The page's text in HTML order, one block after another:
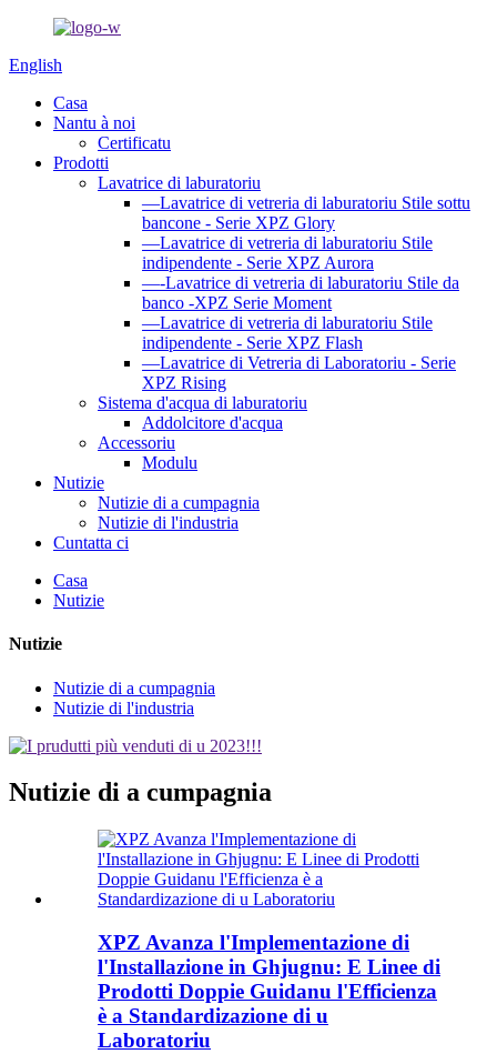
English
Casa
Nantu à noi
Certificatu
Prodotti
Lavatrice di laburatoriu
—Lavatrice di vetreria di laburatoriu Stile sottu
bancone - Serie XPZ Glory
—Lavatrice di vetreria di laburatoriu Stile
indipendente - Serie XPZ Aurora
—-Lavatrice di vetreria di laburatoriu Stile da
banco -XPZ Serie Moment
—Lavatrice di vetreria di laburatoriu Stile
indipendente - Serie XPZ Flash
—Lavatrice di Vetreria di Laboratoriu - Serie
XPZ Rising
Sistema d'acqua di laburatoriu
Addolcitore d'acqua
Accessoriu
Modulu
Nutizie
Nutizie di a cumpagnia
Nutizie di l'industria
Cuntatta ci
Casa
Nutizie
Nutizie
Nutizie di a cumpagnia
Nutizie di l'industria
Nutizie di a cumpagnia
XPZ Avanza l'Implementazione di
l'Installazione in Ghjugnu: E Linee di
Prodotti Doppie Guidanu l'Efficienza
è a Standardizazione di u
Laboratoriu